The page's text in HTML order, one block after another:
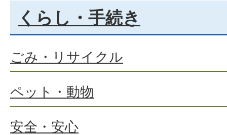
くらし・手続き
ごみ・リサイクル
ペット・動物
安全・安心